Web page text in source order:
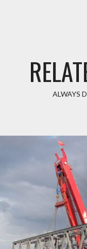
ALWAYS